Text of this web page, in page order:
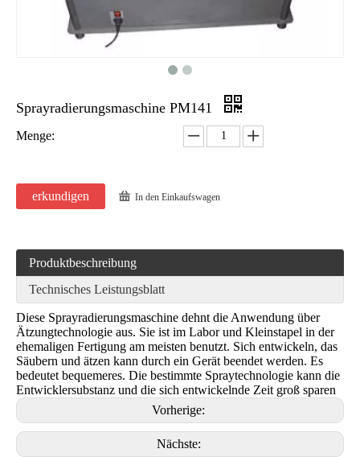
Sprayradierungsmaschine PM141
Menge:
erkundigen In den Einkaufswagen
Produktbeschreibung
Technisches Leistungsblatt
Diese Sprayradierungsmaschine dehnt die Anwendung über
Ätzungtechnologie aus. Sie ist im Labor und Kleinstapel in der
ehemaligen Fertigung am meisten benutzt. Sich entwickeln, das
Säubern und ätzen kann durch ein Gerät beendet werden. Es
bedeutet bequemeres. Die bestimmte Spraytechnologie kann die
Entwicklersubstanz und die sich entwickelnde Zeit groß sparen
Vorherige:
Nächste: